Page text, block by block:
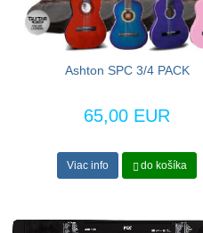
Ashton SPC 3/4 PACK
65,00 EUR
Viac info do košíka